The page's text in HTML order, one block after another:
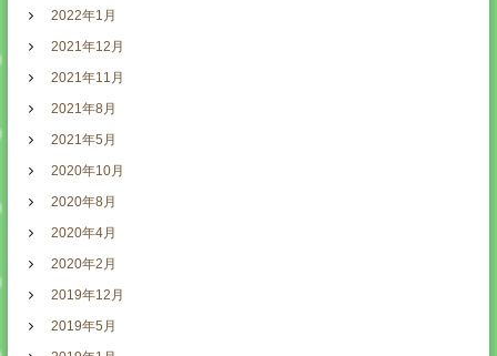
2022年1月
2021年12月
2021年11月
2021年8月
2021年5月
2020年10月
2020年8月
2020年4月
2020年2月
2019年12月
2019年5月